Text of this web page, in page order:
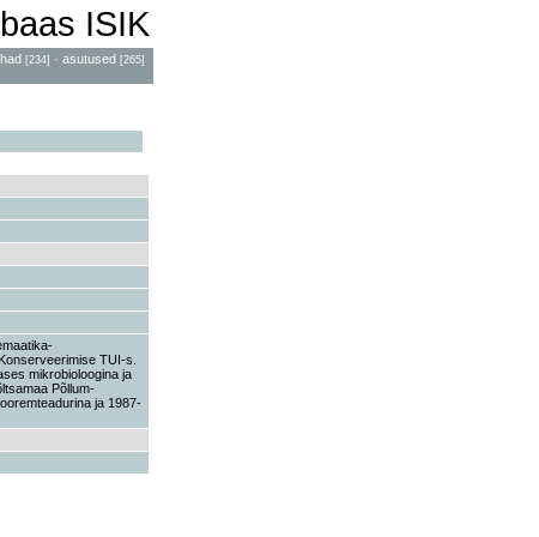
ISIK
[234] · asutused [265]
TUI-s.
mikrobioloogina ja
Põllum-
ja 1987-